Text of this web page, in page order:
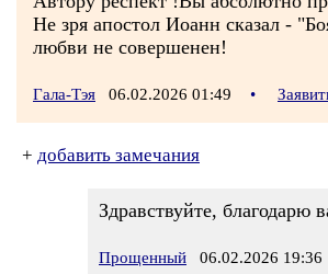
Не зря апостол Иоанн сказал -
любви не совершенен!
Гала-Тэя 06.02.2026 01:49 •
+ добавить замечания
Здравствуйте, благодарю
Прощенный 06.02.2026 19:36